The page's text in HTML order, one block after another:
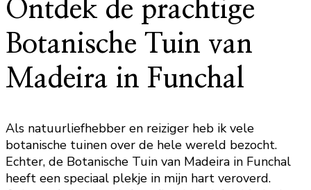
Ontdek de prachtige
Botanische Tuin van
Madeira in Funchal
Als natuurliefhebber en reiziger heb ik vele
botanische tuinen over de hele wereld bezocht.
Echter, de Botanische Tuin van Madeira in Funchal
heeft een speciaal plekje in mijn hart veroverd.